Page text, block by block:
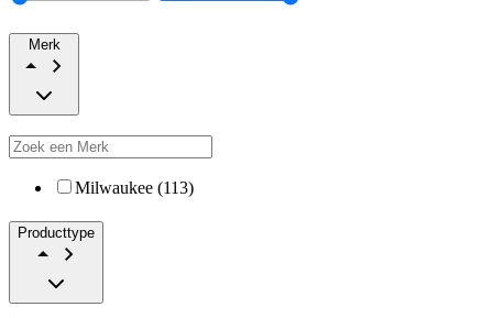
Merk
Milwaukee (113)
Producttype